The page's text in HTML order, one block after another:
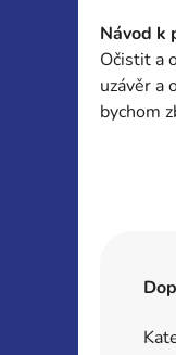
Návod k
Očistit a
uzávěr a
bychom